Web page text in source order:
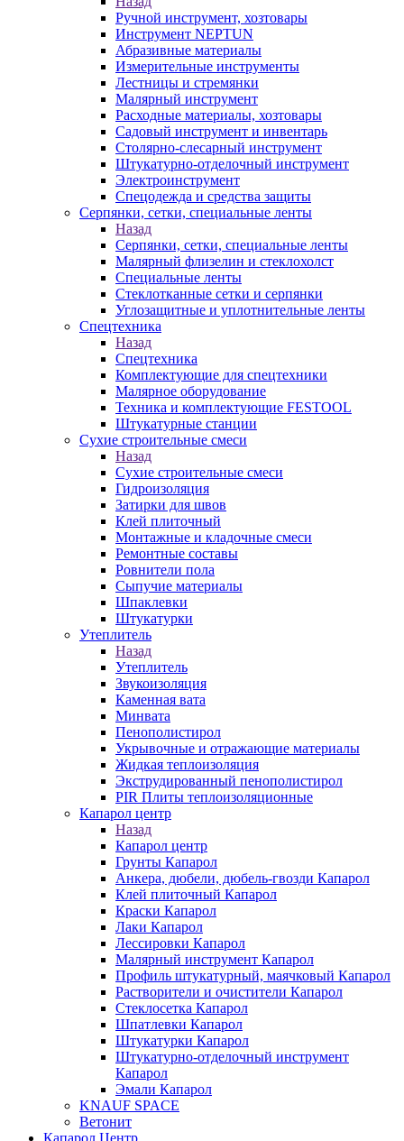
Ручной инструмент, хозтовары
Инструмент NEPTUN
Абразивные материалы
Измерительные инструменты
Лестницы и стремянки
Малярный инструмент
Расходные материалы, хозтовары
Садовый инструмент и инвентарь
Столярно-слесарный инструмент
Штукатурно-отделочный инструмент
Электроинструмент
Спецодежда и средства защиты
Серпянки, сетки, специальные ленты
Назад
Серпянки, сетки, специальные ленты
Малярный флизелин и стеклохолст
Специальные ленты
Стеклотканные сетки и серпянки
Углозащитные и уплотнительные ленты
Спецтехника
Назад
Спецтехника
Комплектующие для спецтехники
Малярное оборудование
Техника и комплектующие FESTOOL
Штукатурные станции
Сухие строительные смеси
Назад
Сухие строительные смеси
Гидроизоляция
Затирки для швов
Клей плиточный
Монтажные и кладочные смеси
Ремонтные составы
Ровнители пола
Сыпучие материалы
Шпаклевки
Штукатурки
Утеплитель
Назад
Утеплитель
Звукоизоляция
Каменная вата
Минвата
Пенополистирол
Укрывочные и отражающие материалы
Жидкая теплоизоляция
Экструдированный пенополистирол
PIR Плиты теплоизоляционные
Капарол центр
Назад
Капарол центр
Грунты Капарол
Анкера, дюбели, дюбель-гвозди Капарол
Клей плиточный Капарол
Краски Капарол
Лаки Капарол
Лессировки Капарол
Малярный инструмент Капарол
Профиль штукатурный, маячковый Капарол
Растворители и очистители Капарол
Cтеклосетка Капарол
Шпатлевки Капарол
Штукатурки Капарол
Штукатурно-отделочный инструмент
Капарол
Эмали Капарол
KNAUF SPACE
Ветонит
Капарол Центр